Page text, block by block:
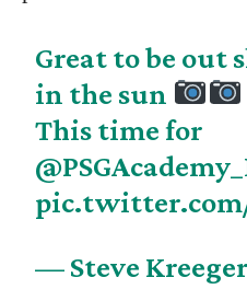
Great to be out
in the sun
This time for
pic.twitter.com/
— Steve Kreeger